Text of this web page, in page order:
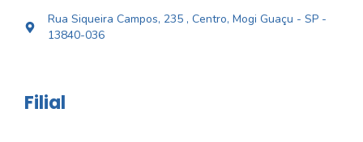
Rua Siqueira Campos, 235 , Centro, Mogi Guaçu - SP -
13840-036
Filial